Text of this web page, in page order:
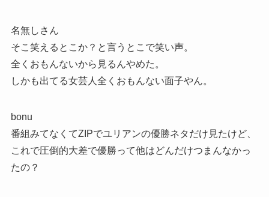
名無しさん
そこ笑えるとこか？と言うとこで笑い声。
全くおもんないから見るんやめた。
しかも出てる女芸人全くおもんない面子やん。
bonu
番組みてなくてZIPでユリアンの優勝ネタだけ見たけど、
これで圧倒的大差で優勝って他はどんだけつまんなかっ
たの？